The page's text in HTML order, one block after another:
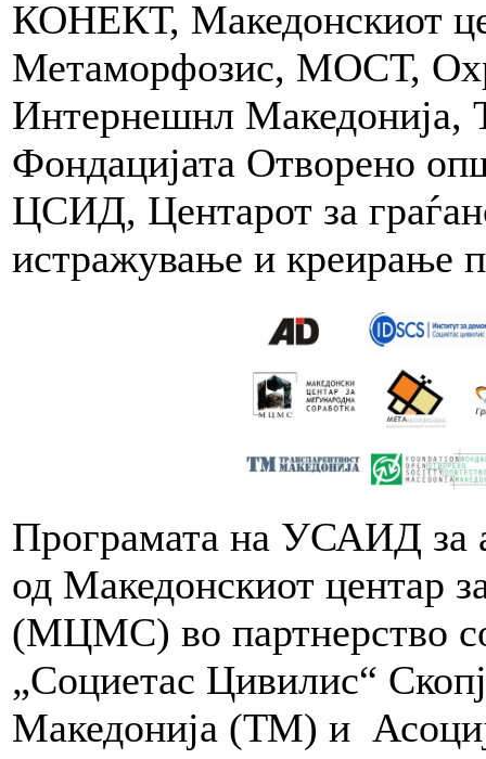
КОНЕКТ, Македонскиот
Метаморфозис, МОСТ,
Интернешнл Македонија,
Фондацијата Отворено
ЦСИД, Центарот за
истражување и креирање
Програмата на УСАИД за
од Македонскиот центар
(МЦМС) во партнерство
„Социетас Цивилис“
Македонија (ТМ) и